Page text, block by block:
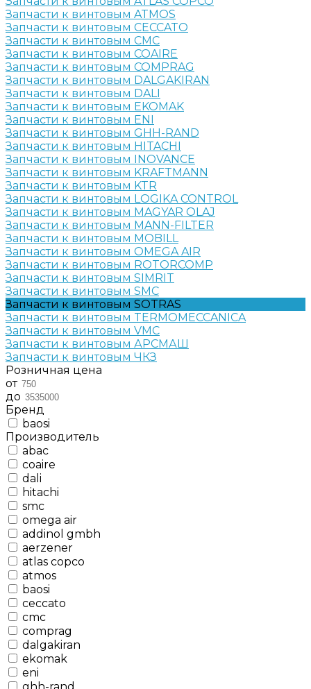
Запчасти к винтовым ATMOS
Запчасти к винтовым CECCATO
Запчасти к винтовым CMC
Запчасти к винтовым COAIRE
Запчасти к винтовым COMPRAG
Запчасти к винтовым DALGAKIRAN
Запчасти к винтовым DALI
Запчасти к винтовым EKOMAK
Запчасти к винтовым ENI
Запчасти к винтовым GHH-RAND
Запчасти к винтовым HITACHI
Запчасти к винтовым INOVANCE
Запчасти к винтовым KRAFTMANN
Запчасти к винтовым KTR
Запчасти к винтовым LOGIKA CONTROL
Запчасти к винтовым MAGYAR OLAJ
Запчасти к винтовым MANN-FILTER
Запчасти к винтовым MOBILL
Запчасти к винтовым OMEGA AIR
Запчасти к винтовым ROTORCOMP
Запчасти к винтовым SIMRIT
Запчасти к винтовым SMC
Запчасти к винтовым SOTRAS
Запчасти к винтовым TERMOMECCANICA
Запчасти к винтовым VMC
Запчасти к винтовым АРСМАШ
Запчасти к винтовым ЧКЗ
Розничная цена
от
до
Бренд
baosi
Производитель
abac
coaire
dali
hitachi
smc
omega air
addinol gmbh
aerzener
atlas copco
atmos
baosi
ceccato
cmc
comprag
dalgakiran
ekomak
eni